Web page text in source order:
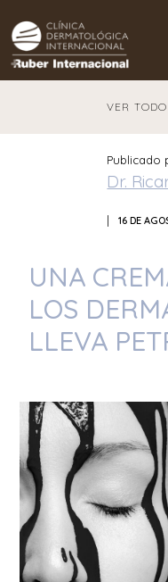
Main Navigation
VER TODO
Publicado
Dr.
| 16 DE
UNA
LOS
LLEVA